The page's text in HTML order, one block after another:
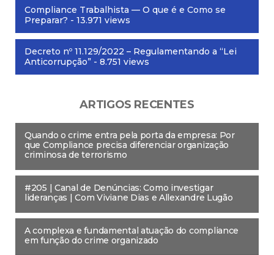
Compliance Trabalhista — O que é e Como se
Preparar? - 13.971 views
Decreto nº 11.129/2022 – Regulamentando a “Lei
Anticorrupção” - 8.751 views
ARTIGOS RECENTES
Quando o crime entra pela porta da empresa: Por
que Compliance precisa diferenciar organização
criminosa de terrorismo
#205 | Canal de Denúncias: Como investigar
lideranças | Com Viviane Dias e Allexandre Lugão
A complexa e fundamental atuação do compliance
em função do crime organizado